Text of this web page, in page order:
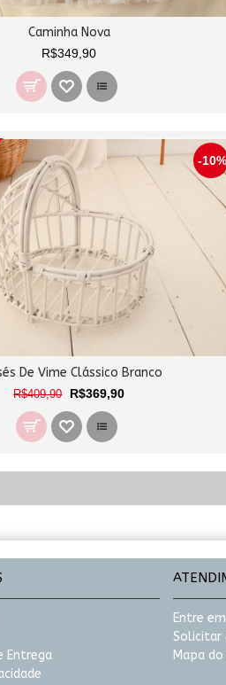
Caminha Nova
R$349,90
-10%
De Vime Clássico Branco
R$409,90 R$369,90
Entrega
Entre
Solicitar
Mapa